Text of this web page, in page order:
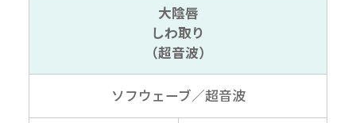
大陰唇
しわ取り
（超音波）
ソフウェーブ／超音波